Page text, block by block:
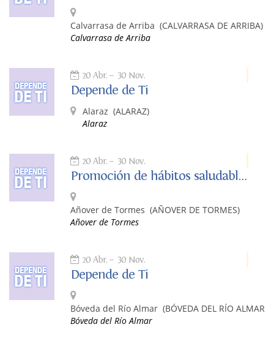
Calvarrasa de Arriba (CALVARRASA DE ARRIBA)
Calvarrasa de Arriba
20 Abr. 30 Nov.
Depende de Ti
Alaraz (ALARAZ)
Alaraz
20 Abr. 30 Nov.
Promoción de hábitos saludables: Depende de ti
Añover de Tormes (AÑOVER DE TORMES)
Añover de Tormes
20 Abr. 30 Nov.
Depende de Ti
Bóveda del Río Almar (BÓVEDA DEL RÍO ALMAR)
Bóveda del Río Almar